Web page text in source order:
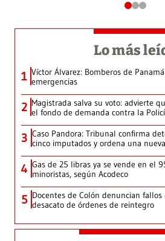
Lo más
1 Víctor Álvarez: Bomberos de
emergencias
2 Magistrada salva su voto: advierte
el fondo de demanda contra la
3 Caso Pandora: Tribunal confirma
cinco imputados y ordena una
4 Gas de 25 libras ya se vende en el
minoristas, según Acodeco
5 Docentes de Colón denuncian
desacato de órdenes de reintegro